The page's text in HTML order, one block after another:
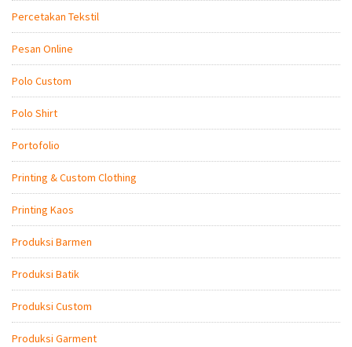
Percetakan Tekstil
Pesan Online
Polo Custom
Polo Shirt
Portofolio
Printing & Custom Clothing
Printing Kaos
Produksi Barmen
Produksi Batik
Produksi Custom
Produksi Garment